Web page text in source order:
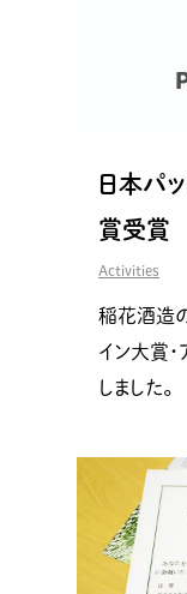
日本パ
賞受賞
Activities
稲花酒造
イン大賞
しました。